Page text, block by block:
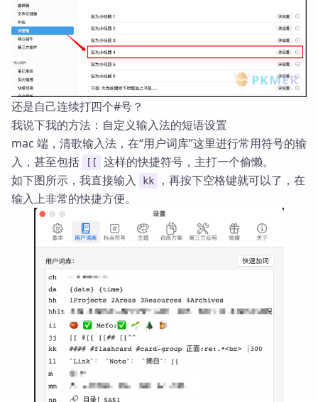
还是自己连续打四个#号？
我说下我的方法：自定义输入法的短语设置
mac 端，清歌输入法，在“用户词库”这里进行常用符号的输
入，甚至包括
[[
这样的快捷符号，主打一个偷懒。
如下图所示，我直接输入
kk
，再按下空格键就可以了，在
输入上非常的快捷方便。